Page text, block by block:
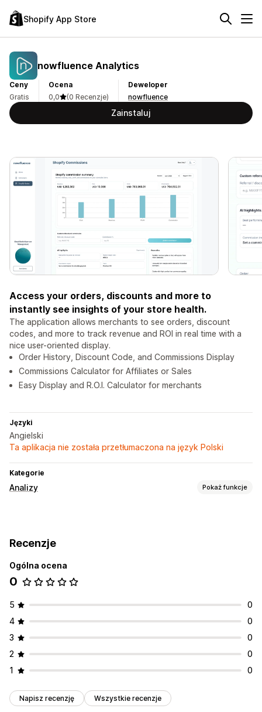
Shopify App Store
nowfluence Analytics
Ceny
Gratis
Ocena
0,0
(0 Recenzje)
Deweloper
nowfluence
Zainstaluj
Access your orders, discounts and more to
instantly see insights of your store health.
The application allows merchants to see orders, discount
codes, and more to track revenue and ROI in real time with a
nice user-oriented display.
Order History, Discount Code, and Commissions Display
Commissions Calculator for Affiliates or Sales
Easy Display and R.O.I. Calculator for merchants
Języki
Angielski
Ta aplikacja nie została przetłumaczona na język Polski
Kategorie
Analizy Pokaż funkcje
Materiały wizualne i raporty
Dane archiwalne
Recenzje
Ogólna ocena
0
5
0
4
0
3
0
2
0
1
0
Napisz recenzję Wszystkie recenzje